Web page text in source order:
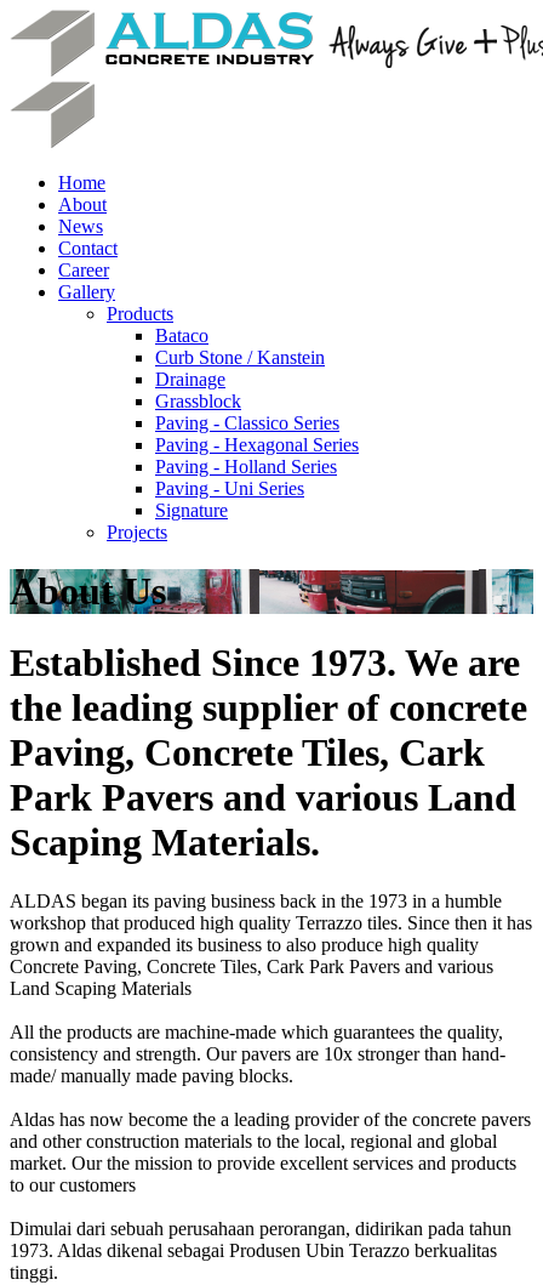
Home
About
News
Contact
Career
Gallery
Products
Bataco
Curb Stone / Kanstein
Drainage
Grassblock
Paving - Classico Series
Paving - Hexagonal Series
Paving - Holland Series
Paving - Uni Series
Signature
Projects
About Us
Established Since 1973. We are
the leading supplier of concrete
Paving, Concrete Tiles, Cark
Park Pavers and various Land
Scaping Materials.
ALDAS began its paving business back in the 1973 in a humble
workshop that produced high quality Terrazzo tiles. Since then it has
grown and expanded its business to also produce high quality
Concrete Paving, Concrete Tiles, Cark Park Pavers and various
Land Scaping Materials
All the products are machine-made which guarantees the quality,
consistency and strength. Our pavers are 10x stronger than hand-
made/ manually made paving blocks.
Aldas has now become the a leading provider of the concrete pavers
and other construction materials to the local, regional and global
market. Our the mission to provide excellent services and products
to our customers
Dimulai dari sebuah perusahaan perorangan, didirikan pada tahun
1973. Aldas dikenal sebagai Produsen Ubin Terazzo berkualitas
tinggi.